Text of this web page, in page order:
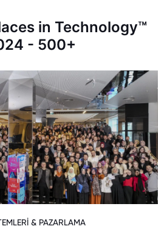
in Technology™
- 500+
& PAZARLAMA